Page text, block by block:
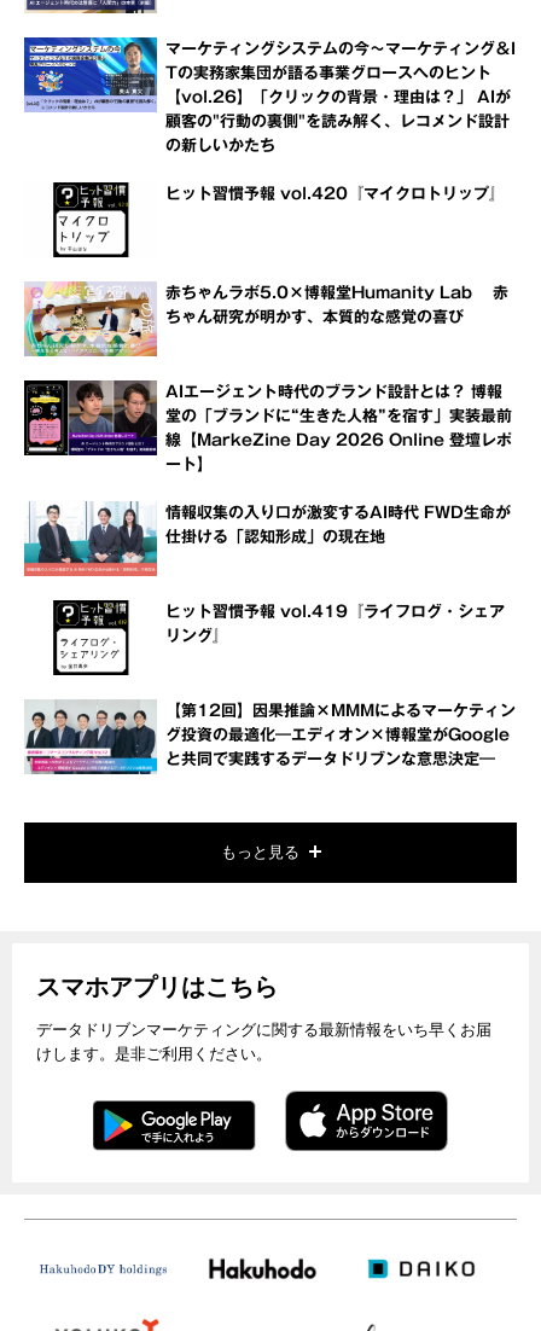
マーケティングシステムの今～マーケティング＆I
Tの実務家集団が語る事業グロースへのヒント
【vol.26】「クリックの背景・理由は？」 AIが
顧客の"行動の裏側"を読み解く、レコメンド設計
の新しいかたち
ヒット習慣予報 vol.420『マイクロトリップ』
赤ちゃんラボ5.0×博報堂Humanity Lab 赤
ちゃん研究が明かす、本質的な感覚の喜び
AIエージェント時代のブランド設計とは？ 博報
堂の「ブランドに“生きた人格”を宿す」実装最前
線【MarkeZine Day 2026 Online 登壇レポ
ート】
情報収集の入り口が激変するAI時代 FWD生命が
仕掛ける「認知形成」の現在地
ヒット習慣予報 vol.419『ライフログ・シェア
リング』
【第12回】因果推論×MMMによるマーケティン
グ投資の最適化―エディオン×博報堂がGoogle
と共同で実践するデータドリブンな意思決定―
もっと見る
スマホアプリはこちら
データドリブンマーケティングに関する最新情報をいち早くお届
けします。是非ご利用ください。